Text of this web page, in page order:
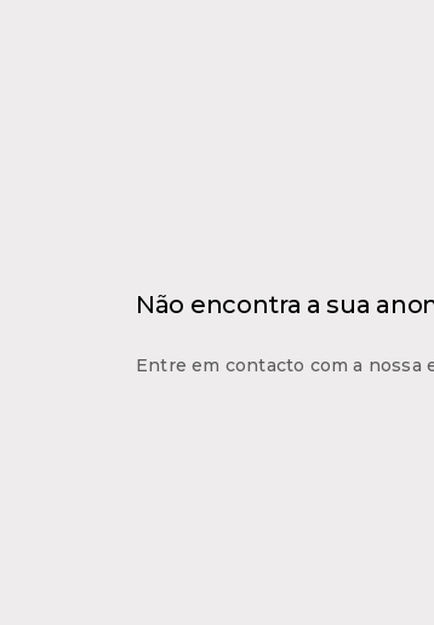
Não encontra a sua
Entre em contacto com a nossa